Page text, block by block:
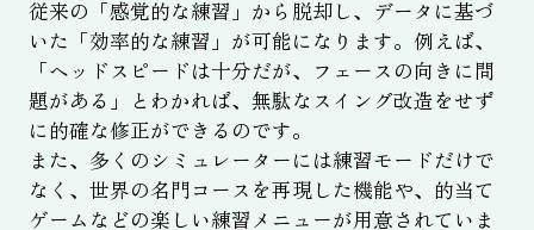
従来の「感覚的な練習」から脱却し、データに基づ
いた「効率的な練習」が可能になります。例えば、
「ヘッドスピードは十分だが、フェースの向きに問
題がある」とわかれば、無駄なスイング改造をせず
に的確な修正ができるのです。
また、多くのシミュレーターには練習モードだけで
なく、世界の名門コースを再現した機能や、的当て
ゲームなどの楽しい練習メニューが用意されていま